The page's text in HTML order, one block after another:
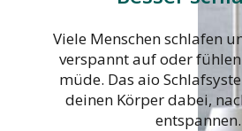
Viele Menschen schlafen
verspannt auf oder
müde. Das aio
deinen Körper dabei,
entspannen.